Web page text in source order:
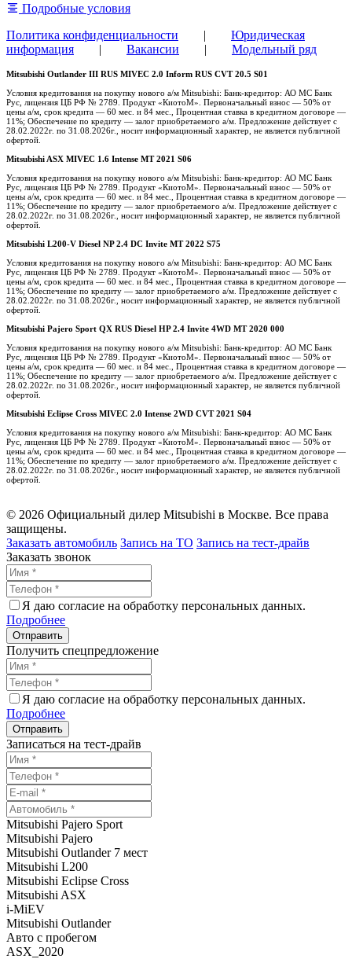
Подробные условия
Политика конфиденциальности | Юридическая
информация | Вакансии | Модельный ряд
Mitsubishi Outlander III RUS MIVEC 2.0 Inform RUS CVT 20.5 S01
Условия кредитования на покупку нового а/м Mitsubishi: Банк-кредитор: АО МС Банк
Рус, лицензия ЦБ РФ № 2789. Продукт «КиотоМ». Первоначальный взнос — 50% от
цены а/м, срок кредита — 60 мес. и 84 мес., Процентная ставка в кредитном договоре —
11%; Обеспечение по кредиту — залог приобретаемого а/м. Предложение действует с
28.02.2022г. по 31.08.2026г., носит информационный характер, не является публичной
офертой.
Mitsubishi ASX MIVEC 1.6 Intense MT 2021 S06
Условия кредитования на покупку нового а/м Mitsubishi: Банк-кредитор: АО МС Банк
Рус, лицензия ЦБ РФ № 2789. Продукт «КиотоМ». Первоначальный взнос — 50% от
цены а/м, срок кредита — 60 мес. и 84 мес., Процентная ставка в кредитном договоре —
11%; Обеспечение по кредиту — залог приобретаемого а/м. Предложение действует с
28.02.2022г. по 31.08.2026г., носит информационный характер, не является публичной
офертой.
Mitsubishi L200-V Diesel NP 2.4 DC Invite MT 2022 S75
Условия кредитования на покупку нового а/м Mitsubishi: Банк-кредитор: АО МС Банк
Рус, лицензия ЦБ РФ № 2789. Продукт «КиотоМ». Первоначальный взнос — 50% от
цены а/м, срок кредита — 60 мес. и 84 мес., Процентная ставка в кредитном договоре —
11%; Обеспечение по кредиту — залог приобретаемого а/м. Предложение действует с
28.02.2022г. по 31.08.2026г., носит информационный характер, не является публичной
офертой.
Mitsubishi Pajero Sport QX RUS Diesel HP 2.4 Invite 4WD MT 2020 000
Условия кредитования на покупку нового а/м Mitsubishi: Банк-кредитор: АО МС Банк
Рус, лицензия ЦБ РФ № 2789. Продукт «КиотоМ». Первоначальный взнос — 50% от
цены а/м, срок кредита — 60 мес. и 84 мес., Процентная ставка в кредитном договоре —
11%; Обеспечение по кредиту — залог приобретаемого а/м. Предложение действует с
28.02.2022г. по 31.08.2026г., носит информационный характер, не является публичной
офертой.
Mitsubishi Eclipse Cross MIVEC 2.0 Intense 2WD CVT 2021 S04
Условия кредитования на покупку нового а/м Mitsubishi: Банк-кредитор: АО МС Банк
Рус, лицензия ЦБ РФ № 2789. Продукт «КиотоМ». Первоначальный взнос — 50% от
цены а/м, срок кредита — 60 мес. и 84 мес., Процентная ставка в кредитном договоре —
11%; Обеспечение по кредиту — залог приобретаемого а/м. Предложение действует с
28.02.2022г. по 31.08.2026г., носит информационный характер, не является публичной
офертой.
© 2026 Официальный дилер Mitsubishi в Москве. Все права
защищены.
Заказать автомобиль Запись на ТО Запись на тест-драйв
Заказать звонок
Я даю согласие на обработку персональных данных.
Подробнее
Получить спецпредложение
Я даю согласие на обработку персональных данных.
Подробнее
Записаться на тест-драйв
Mitsubishi Pajero Sport
Mitsubishi Pajero
Mitsubishi Outlander 7 мест
Mitsubishi L200
Mitsubishi Eclipse Cross
Mitsubishi ASX
i-MiEV
Mitsubishi Outlander
Авто с пробегом
ASX_2020